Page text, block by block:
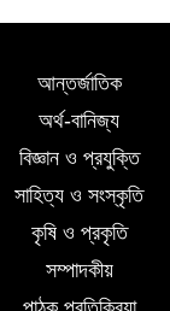
আন্তর্জাতিক
অর্থ-বানিজ্য
বিজ্ঞান ও প্রযুক্তি
সাহিত্য ও সংস্কৃতি
কৃষি ও প্রকৃতি
সম্পাদকীয়